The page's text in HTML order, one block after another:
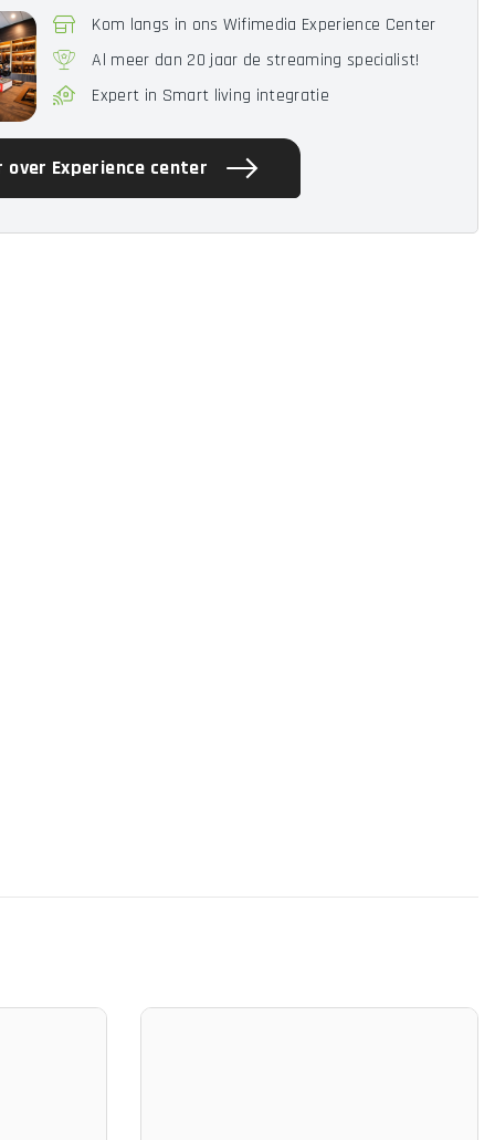
Kom langs in ons Wifimedia Experience Center
Al meer dan 20 jaar de streaming specialist!
Expert in Smart living integratie
over Experience center